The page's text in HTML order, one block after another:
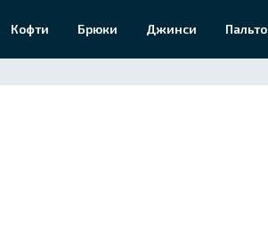
Кофти Брюки Джинси Пальто